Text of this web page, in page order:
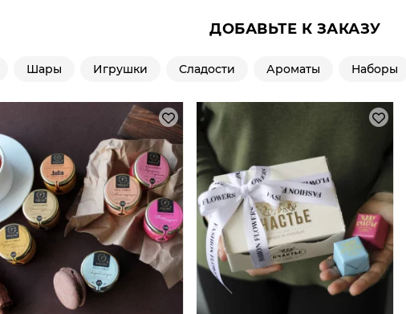
ДОБАВЬТЕ К ЗАКАЗУ
Шары Игрушки Сладости Ароматы Наборы